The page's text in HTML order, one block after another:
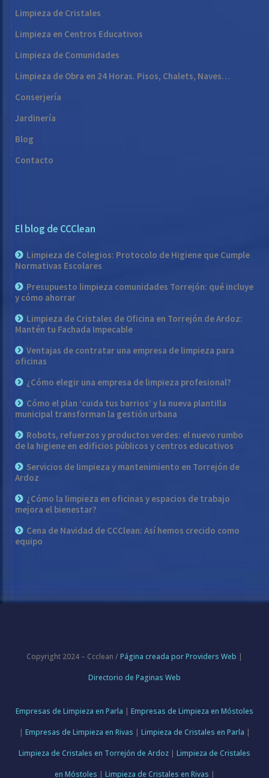
Limpieza de Cristales
Limpieza en Centros Educativos
Limpieza de Comunidades
Limpieza de Obra en 24 Horas. Pisos, Chalets, Naves…
Conserjería
Jardinería
Blog
Contacto
El blog de CCClean
Limpieza de Colegios: Protocolo de Higiene que Cumple
Normativas Escolares
Presupuesto limpieza comunidades Torrejón: qué incluye
y cómo ahorrar
Limpieza de Cristales de Oficina en Torrejón de Ardoz:
Mantén tu Fachada Impecable
Ventajas de contratar una empresa de limpieza para
oficinas
¿Cómo elegir una empresa de limpieza profesional?
Cómo el plan ‘cuida tus barrios’ y la nueva plantilla
municipal transforman la gestión urbana
Robots, refuerzos y productos verdes: el nuevo rumbo
de la higiene en edificios públicos y centros educativos
Servicios de limpieza y mantenimiento en Torrejón de
Ardoz
¿Cómo la limpieza en oficinas y espacios de trabajo
mejora el bienestar?
Cena de Navidad de CCClean: Así hemos crecido como
equipo
Copyright 2024 – Ccclean / Página creada por Providers Web |
Directorio de Paginas Web
Empresas de Limpieza en Parla | Empresas de Limpieza en Móstoles
| Empresas de Limpieza en Rivas | Limpieza de Cristales en Parla |
Limpieza de Cristales en Torrejón de Ardoz | Limpieza de Cristales
en Móstoles | Limpieza de Cristales en Rivas |